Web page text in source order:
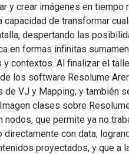
y crear imágenes en
capacidad de transformar
despertando las
en formas infinitas
contextos. Al finalizar el
los software Resolume
de VJ y Mapping, y también
clases sobre
nodos, que permite ya no
con data,
proyectados, y que a